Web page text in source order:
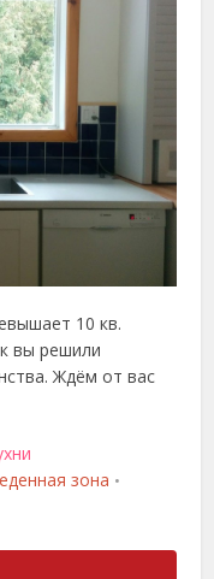
10 кв.
вы решили
Ждём от вас
зона •